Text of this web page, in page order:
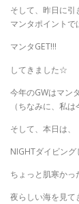
そして、昨日に引
マンタポイントで
マンタGET!!!
してきました☆
今年のGWはマン
（ちなみに、私
そして、本日は、
NIGHTダイビン
ちょっと肌寒かっ
夜らしい海を見て